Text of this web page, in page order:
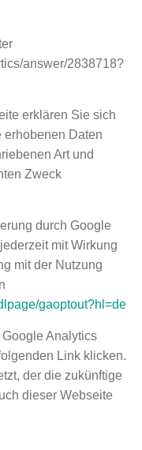
answer/2838718?
erklären Sie sich
erhobenen Daten
Art und
Zweck
durch Google
mit Wirkung
mit der Nutzung
gaoptout?hl=de
Analytics
Link klicken.
der die zukünftige
dieser Webseite